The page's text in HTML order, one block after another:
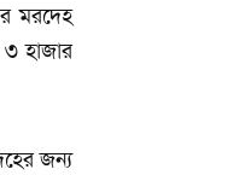
মরদেহ
হাজার
জন্য